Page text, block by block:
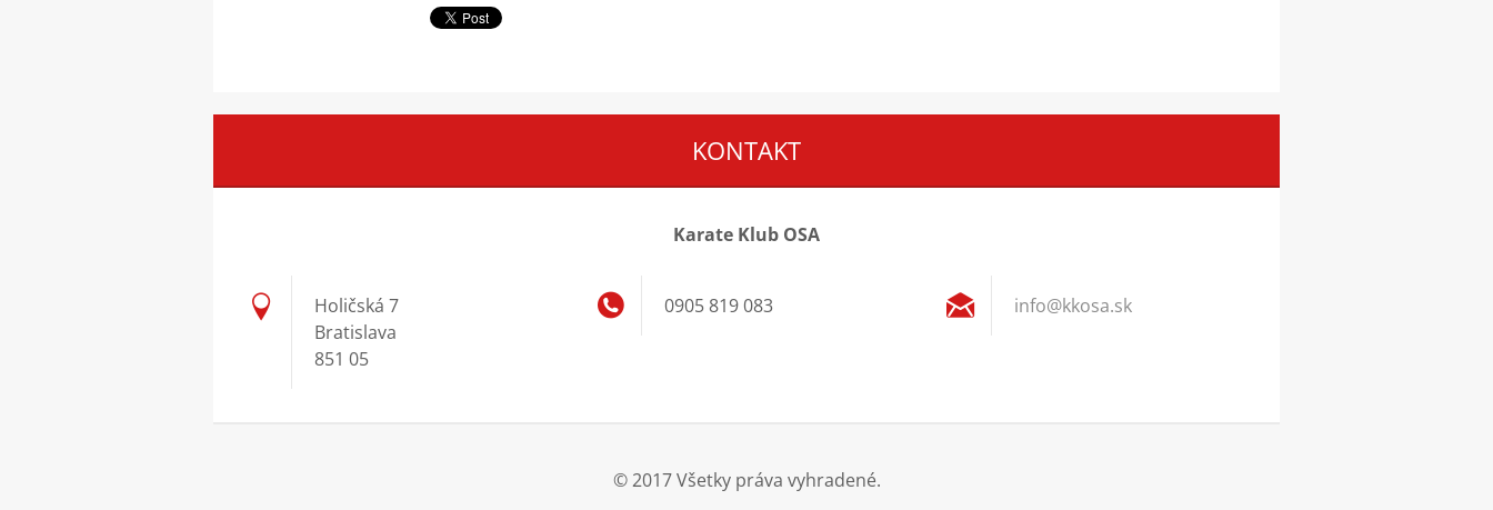
KONTAKT
Karate Klub OSA
Holičská 7
Bratislava
851 05
0905 819 083 info@kkosa.sk
© 2017 Všetky práva vyhradené.